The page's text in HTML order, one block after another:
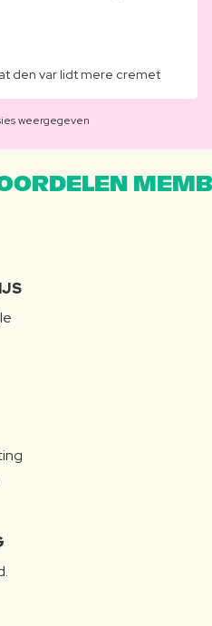
den var lidt mere cremet
weergegeven